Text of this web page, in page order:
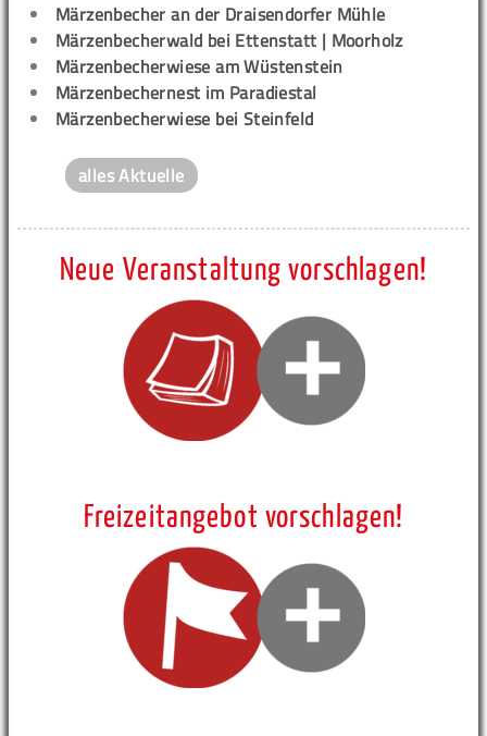
Märzenbecher an der Draisendorfer Mühle
Märzenbecherwald bei Ettenstatt | Moorholz
Märzenbecherwiese am Wüstenstein
Märzenbechernest im Paradiestal
Märzenbecherwiese bei Steinfeld
alles Aktuelle
Neue Veranstaltung vorschlagen!
Freizeitangebot vorschlagen!